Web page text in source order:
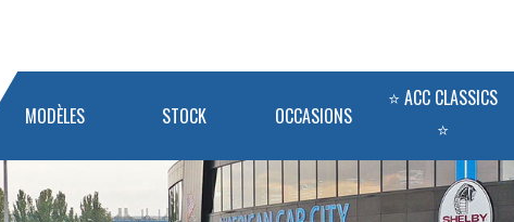
MODÈLES STOCK OCCASIONS
⭐ ACC CLASSICS
⭐